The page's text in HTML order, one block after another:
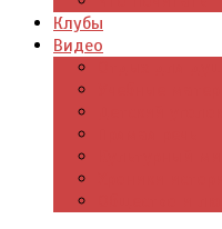
Клубы
Видео